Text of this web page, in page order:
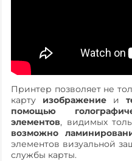
Принтер позволяет не
карту изображениеи
помощью
элементов, видимых
возможно
элементов визуальной
службы карты.